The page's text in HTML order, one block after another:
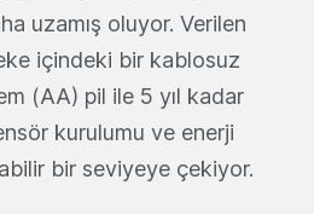
uzamış oluyor. Verilen
içindeki bir kablosuz
(AA) pil ile 5 yıl kadar
kurulumu ve enerji
bir seviyeye çekiyor.